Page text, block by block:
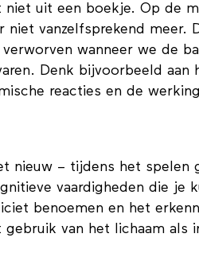
uit een boekje. Op de
niet vanzelfsprekend meer.
wanneer we de
Denk bijvoorbeeld aan
reacties en de
nieuw – tijdens het spelen
vaardigheden die je
benoemen en het
gebruik van het lichaam als